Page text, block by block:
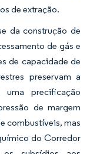
de extração.
da construção de
de gás e
de capacidade de
preservam a
uma precificação
de margem
combustíveis, mas
do Corredor